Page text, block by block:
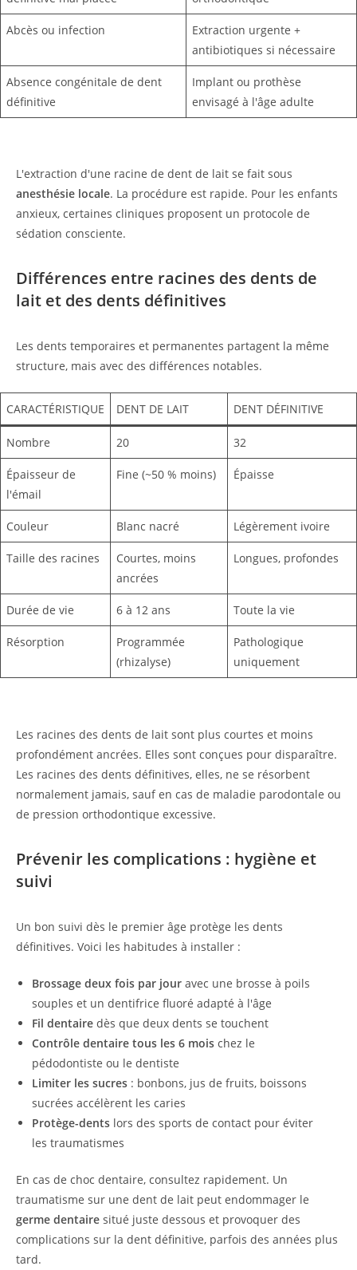
Abcès ou infection
Extraction urgente +
antibiotiques si nécessaire
Absence congénitale de dent
définitive
Implant ou prothèse
envisagé à l'âge adulte
L'extraction d'une racine de dent de lait se fait sous
anesthésie locale. La procédure est rapide. Pour les enfants
anxieux, certaines cliniques proposent un protocole de
sédation consciente.
Différences entre racines des dents de
lait et des dents définitives
Les dents temporaires et permanentes partagent la même
structure, mais avec des différences notables.
CARACTÉRISTIQUE DENT DE LAIT DENT DÉFINITIVE
Nombre 20 32
Épaisseur de
l'émail
Fine (~50 % moins) Épaisse
Couleur Blanc nacré Légèrement ivoire
Taille des racines
Courtes, moins
ancrées
Longues, profondes
Durée de vie 6 à 12 ans Toute la vie
Résorption
Programmée
(rhizalyse)
Pathologique
uniquement
Les racines des dents de lait sont plus courtes et moins
profondément ancrées. Elles sont conçues pour disparaître.
Les racines des dents définitives, elles, ne se résorbent
normalement jamais, sauf en cas de maladie parodontale ou
de pression orthodontique excessive.
Prévenir les complications : hygiène et
suivi
Un bon suivi dès le premier âge protège les dents
définitives. Voici les habitudes à installer :
Brossage deux fois par jour avec une brosse à poils
souples et un dentifrice fluoré adapté à l'âge
Fil dentaire dès que deux dents se touchent
Contrôle dentaire tous les 6 mois chez le
pédodontiste ou le dentiste
Limiter les sucres : bonbons, jus de fruits, boissons
sucrées accélèrent les caries
Protège-dents lors des sports de contact pour éviter
les traumatismes
En cas de choc dentaire, consultez rapidement. Un
traumatisme sur une dent de lait peut endommager le
germe dentaire situé juste dessous et provoquer des
complications sur la dent définitive, parfois des années plus
tard.